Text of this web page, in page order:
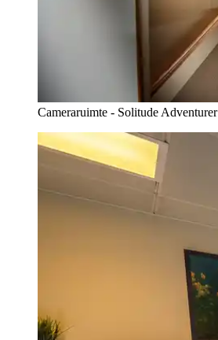
Cameraruimte - Solitude Adventurer